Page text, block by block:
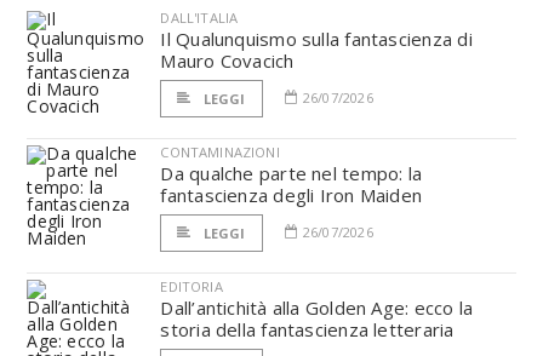
DALL'ITALIA
Il Qualunquismo sulla fantascienza di
Mauro Covacich
LEGGI 26/07/2026
CONTAMINAZIONI
Da qualche parte nel tempo: la
fantascienza degli Iron Maiden
LEGGI 26/07/2026
EDITORIA
Dall’antichità alla Golden Age: ecco la
storia della fantascienza letteraria